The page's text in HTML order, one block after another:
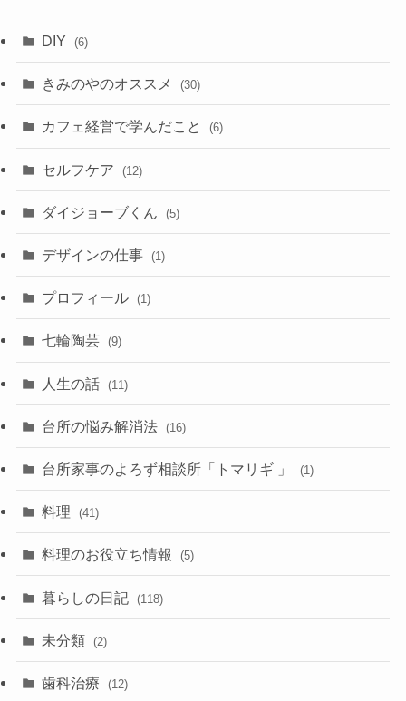
DIY (6)
きみのやのオススメ (30)
カフェ経営で学んだこと (6)
セルフケア (12)
ダイジョーブくん (5)
デザインの仕事 (1)
プロフィール (1)
七輪陶芸 (9)
人生の話 (11)
台所の悩み解消法 (16)
台所家事のよろず相談所「トマリギ 」 (1)
料理 (41)
料理のお役立ち情報 (5)
暮らしの日記 (118)
未分類 (2)
歯科治療 (12)